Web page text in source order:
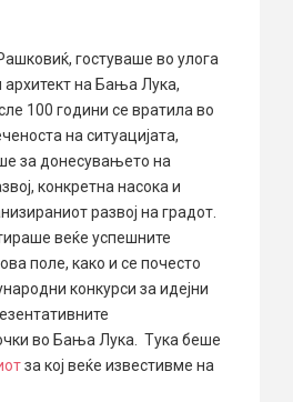
гостуваше во улога
архитект на Бања Лука,
100 години се вратила во
на ситуацијата,
за донесувањето на
конкретна насока и
развој на градот.
веќе успешните
поле, како и се почесто
конкурси за идејни
во Бања Лука. Тука беше
за кој веќе известивме на